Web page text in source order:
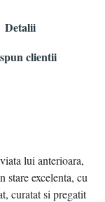
Detalii
clientii
lui anterioara,
excelenta, cu
curatat si pregatit